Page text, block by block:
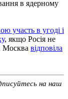
в ядерному
участь в угоді і
, якщо Росія не
Москва відповіла
на наш